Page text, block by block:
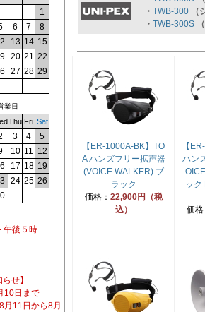
・ TWB-300（
・ TWB-300S（
【ER-1000A-BK】TO
A ハンズフリー拡声器
(VOICE WALKER) ブ
ラック
価格： 22,900円（税
込）
【
ハン
ッ
価
1
6 7
8
13 14 15
20 21 22
27 28 29
業日
Thu Fri Sat
3 4
5
10 11 12
17 18 19
24 25 26
午後５時
せ】
10日まで
月11日から8月